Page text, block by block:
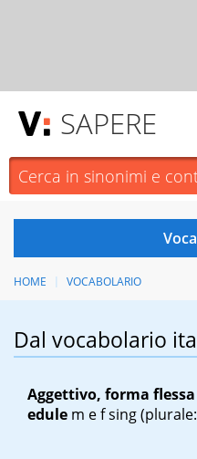
SAPERE
HOME VOCABOLARIO
Dal vocabolario
Aggettivo, forma flessa
edule m ef sing